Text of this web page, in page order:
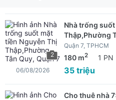
2
Nhà trống
Thập,Phường
Quận 7, TPHCM
180 m2 1 PN
35 triệu
06/08/2026
Cho thuê nhà